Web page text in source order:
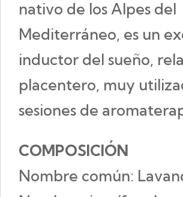
nativo de los Alpes del
Mediterráneo, es un
inductor del sueño,
placentero, muy
sesiones de
COMPOSICIÓN
Nombre común: